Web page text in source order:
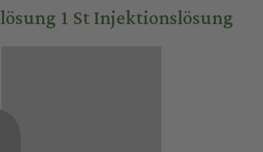
1 St Injektionslösung